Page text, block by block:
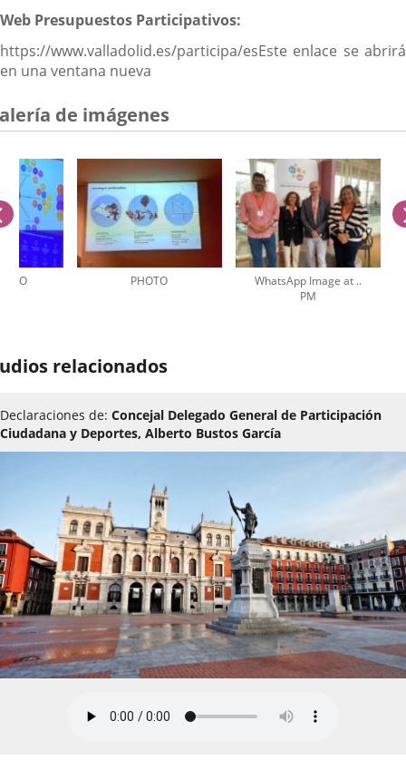
Web Presupuestos Participativos:
https://www.valladolid.es/participa/esEste enlace se abrirá
en una ventana nueva
de imágenes
PHOTO
WhatsApp Image at ..
PM
anterior
relacionados
Declaraciones de: Concejal Delegado General de Participación
Ciudadana y Deportes, Alberto Bustos García